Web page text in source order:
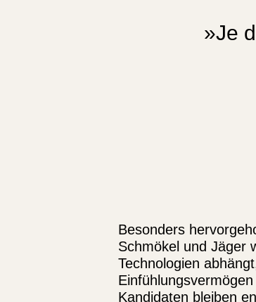
»Je
Besonders
Schmökel und Jäger
Technologien
Kandidaten bleiben